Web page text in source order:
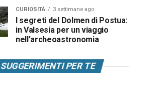
CURIOSITÀ 3 settimane ago
I segreti del Dolmen di Postua:
in Valsesia per un viaggio
nell’archeoastronomia
SUGGERIMENTI PER TE